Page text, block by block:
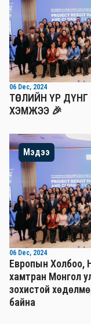
06 Dec, 2024
ТӨСЛИЙН ҮР
ХЭМЖЭЭ 🎉
Мэдээ
06 Dec, 2024
Европын Холбоо,
хамтран Монгол
зохистой
байна